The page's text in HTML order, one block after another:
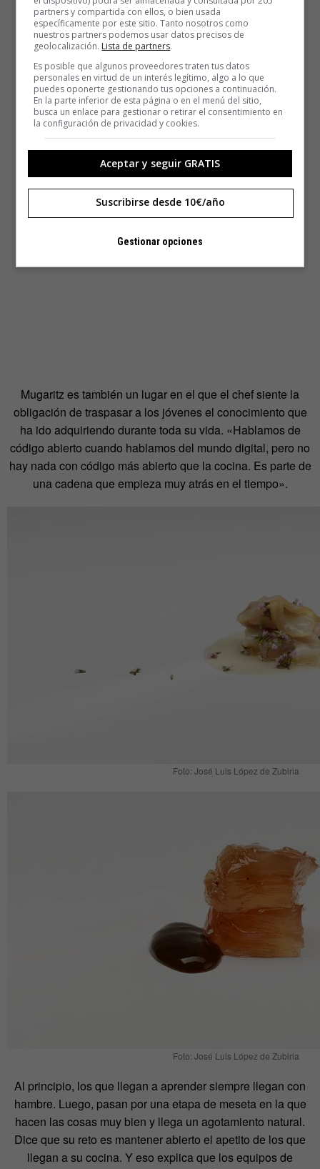
Mugaritz es también un lugar en el que el chef siente la
obligación de traspasar a los jóvenes el conocimiento que
ha ido adquiriendo durante toda su vida. «Hablamos de
código abierto cuando hablamos del mundo digital, pero no
hay nada con código más abierto que la cocina. Es parte de
una cadena que empieza muy atrás en el tiempo».
Foto: José Luis López de Zubiria
Foto: José Luis López de Zubiria
Al principio, los que llegan a aprender siempre llegan con
hambre. Luego, pasan por una etapa de meseta en la que
hacen las cosas muy bien y llega un agotamiento natural.
Dice que su reto es mantener abierto el apetito de los que
llegan a su cocina. Y eso explica que los equipos de
partners y compartida con ellos, o bien usada
específicamente por este sitio. Tanto nosotros como
nuestros partners podemos usar datos precisos de
geolocalización. Lista de partners.
Es posible que algunos proveedores traten tus datos
personales en virtud de un interés legítimo, algo a lo que
puedes oponerte gestionando tus opciones a continuación.
En la parte inferior de esta página o en el menú del sitio,
busca un enlace para gestionar o retirar el consentimiento en
la configuración de privacidad y cookies.
Aceptar y seguir GRATIS
Suscribirse desde 10€/año
Gestionar opciones